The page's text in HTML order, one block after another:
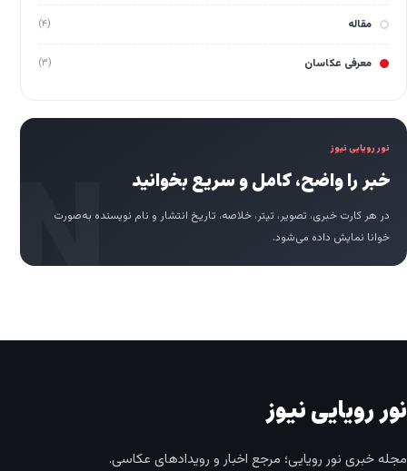
مقاله (۴)
معرفی عکاسان (۳)
نور رویایی نیوز
خبر را واضح، کامل و سریع بخوانید
در هر کارت خبری، تصویر، تیتر، خلاصه، تاریخ انتشار و نام نویسنده به‌صورت
خوانا نمایش داده می‌شود.
نور رویایی نیوز
مجله خبری نور رویایی؛ مرجع اخبار و رویدادهای عکاسی.